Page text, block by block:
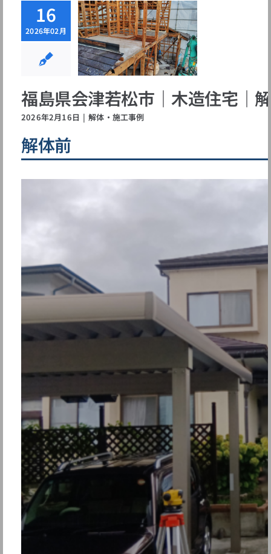
16
2026年02月
会津若松
造住宅｜
体工事
福島県会津若松市｜木造住宅｜
2026年2月16日 | 解体・施工事例
解体前